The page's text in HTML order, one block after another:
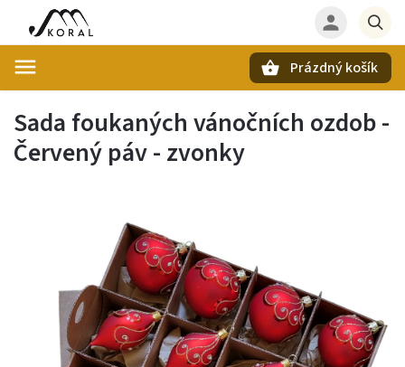
Prázdný košík
Sada foukaných vánočních ozdob -
Červený páv - zvonky